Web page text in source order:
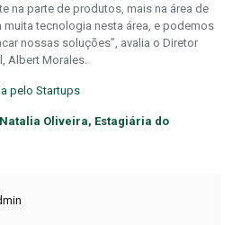
na parte de produtos, mais na área de
muita tecnologia nesta área, e podemos
nossas soluções”, avalia o Diretor
Albert Morales.
pelo Startups
Natalia Oliveira, Estagiária do